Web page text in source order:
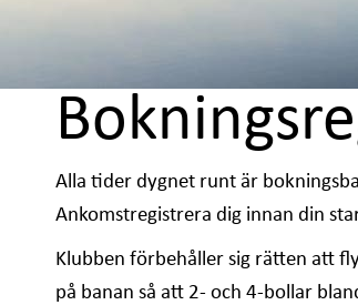
Alla tider dygnet runt är
Ankomstregistrera dig innan din
Klubben förbehåller sig rätten att
på banan så att 2- och 4-bollar